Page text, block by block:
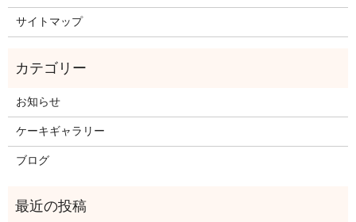
サイトマップ
お知らせ
ケーキギャラリー
ブログ